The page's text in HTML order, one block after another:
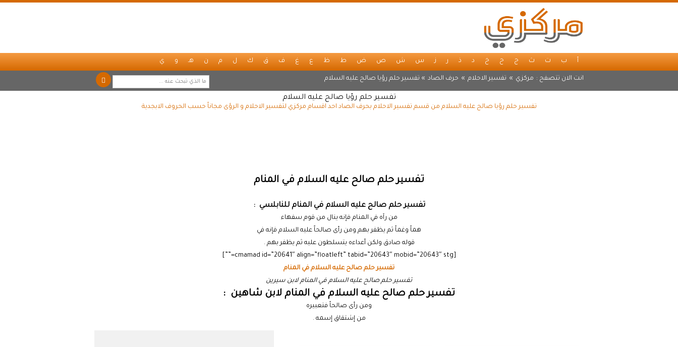
أ ب ت ث ج ح خ د ذ ر ز س ش ص ض ط ظ ع غ ف ق ك ل م ن هـ و ي
انت الان تتصفح : مركزي » تفسير الاحلام » حرف الصاد » تفسير حلم رؤيا صالح عليه السلام
تفسير حلم رؤيا صالح عليه السلام
تفسير حلم رؤيا صالح عليه السلام من قسم تفسير الاحلام بحرف الصاد احد اقسام مركزي لتفسير الاحلام و الرؤى مجاناً حسب الحروف الابجدية
تفسير حلم صالح عليه السلام في المنام
تفسير حلم صالح عليه السلام في المنام للنابلسي :
من رآه في المنام فإنه ينال من قوم سفهاء
هماً وغماً ثم يظفر بهم ومن رأى صالحاً عليه السلام فإنه في
قوله صادق ولكن أعداءه يتسلطون عليه ثم يظفر بهم .
[cmamad id=”20641″ align=”floatleft” tabid=”20643″ mobid=”20643″ stg=””]
تفسير حلم صالح عليه السلام في المنام
تفسير حلم صالح عليه السلام في المنام لابن سيرين
تفسير حلم صالح عليه السلام في المنام لابن شاهين :
ومن رأى صالحاً فتعبيره
من إشتقاق إسمه .